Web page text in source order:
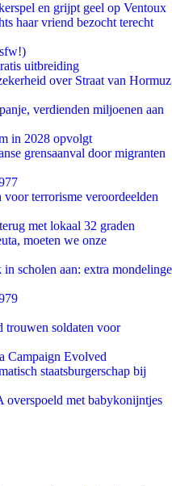
en grijpt geel op Ventoux
haar vriend bezocht terecht
uitbreiding
over Straat van Hormuz
verdienden miljoenen aan
in 2028 opvolgt
grensaanval door migranten
voor terrorisme veroordeelden
met lokaal 32 graden
moeten we onze
scholen aan: extra mondelinge
trouwen soldaten voor
Campaign Evolved
staatsburgerschap bij
overspoeld met babykonijntjes